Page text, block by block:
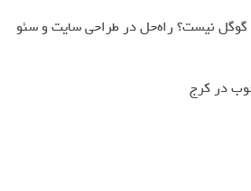
نیست؟ راه‌حل در طراحی سایت و سئو
در کرج